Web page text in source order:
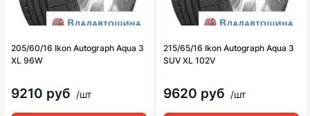
205/60/16 Ikon Autograph Aqua 3
XL 96W
9210 руб /шт
215/65/16 Ikon Autograph Aqua 3
SUV XL 102V
9620 руб /шт